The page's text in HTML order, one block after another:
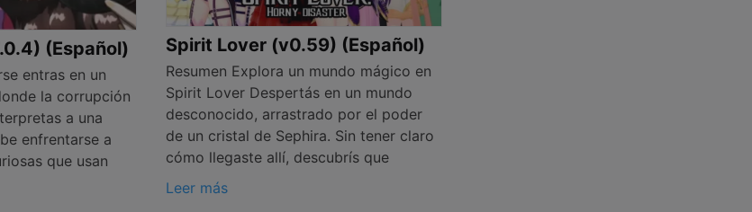
(Español)
entras en un
la corrupción
a una
enfrentarse a
que usan
Spirit Lover (v0.59) (Español)
Resumen Explora un mundo mágico en
Spirit Lover Despertás en un mundo
desconocido, arrastrado por el poder
de un cristal de Sephira. Sin tener claro
cómo llegaste allí, descubrís que
Leer más